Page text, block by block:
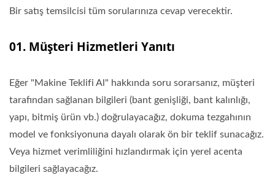
Bir satış temsilcisi tüm sorularınıza cevap verecektir.
01. Müşteri Hizmetleri Yanıtı
Eğer "Makine Teklifi Al" hakkında soru sorarsanız, müşteri
tarafından sağlanan bilgileri (bant genişliği, bant kalınlığı,
yapı, bitmiş ürün vb.) doğrulayacağız, dokuma tezgahının
model ve fonksiyonuna dayalı olarak ön bir teklif sunacağız.
Veya hizmet verimliliğini hızlandırmak için yerel acenta
bilgileri sağlayacağız.